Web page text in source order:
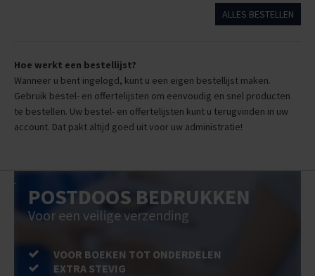
ALLES BESTELLEN
Hoe werkt een bestellijst?
Wanneer u bent ingelogd, kunt u een eigen bestellijst maken.
Gebruik bestel- en offertelijsten om eenvoudig en snel producten
te bestellen. Uw bestel- en offertelijsten kunt u terugvinden in uw
account. Dat pakt altijd goed uit voor uw administratie!
POSTDOOS BEDRUKKEN
Voor een veilige verzending
VOOR BOEKEN TOT ONDERDELEN
EXTRA STEVIG